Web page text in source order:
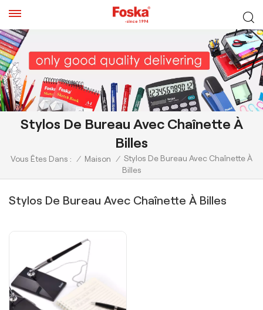
Stylos De Bureau Avec Chaînette À
Billes
Vous Êtes Dans : / Maison / Stylos De Bureau Avec Chaînette À
Billes
Stylos De Bureau Avec Chaînette À Billes